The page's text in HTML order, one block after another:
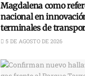
Magdalena como
nacional en
terminales de
5 DE AGOSTO DE 2026